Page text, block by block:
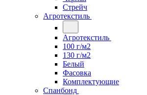
Стрейч
Агротекстиль
Агротекстиль
100 г/м2
130 г/м2
Белый
Фасовка
Комплектующие
Спанбонд